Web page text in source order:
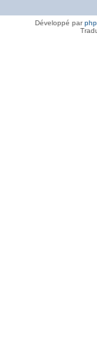
Développé par